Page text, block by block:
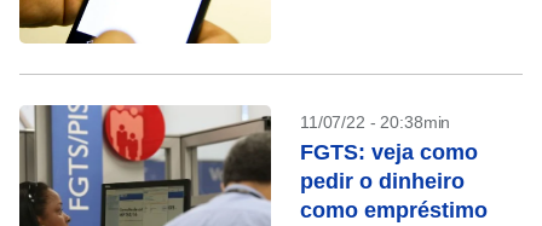
11/07/22 - 20:38min
FGTS: veja como
pedir o dinheiro
como empréstimo